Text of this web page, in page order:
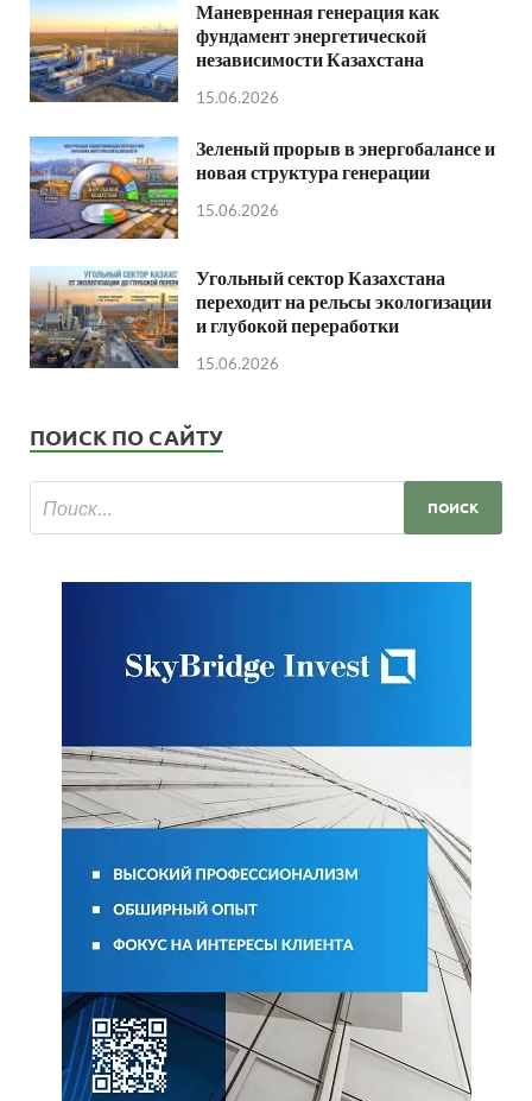
Маневренная генерация как
фундамент энергетической
независимости Казахстана
15.06.2026
Зеленый прорыв в энергобалансе и
новая структура генерации
15.06.2026
Угольный сектор Казахстана
переходит на рельсы экологизации
и глубокой переработки
15.06.2026
ПОИСК ПО САЙТУ